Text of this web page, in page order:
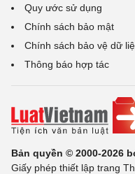
Quy ước sử dụng
Chính sách bảo mật
Chính sách bảo vệ dữ
Thông báo hợp tác
Bản quyền © 2000-2026
Giấy phép thiết lập trang